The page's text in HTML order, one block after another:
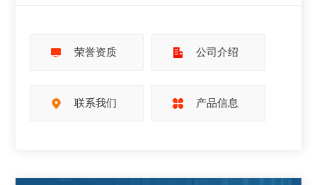
荣誉资质 公司介绍
联系我们 产品信息